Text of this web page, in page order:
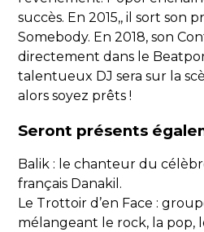
succès. En 2015,, il sort son
Somebody. En 2018, son
directement dans le
talentueux DJ sera sur la
alors soyez prêts !
Seront présents
Balik : le chanteur du
français Danakil.
Le Trottoir d’en Face :
mélangeant le rock, la pop,